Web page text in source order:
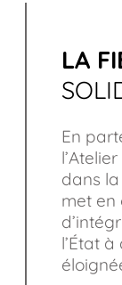
LA
En
dans
met
l’État